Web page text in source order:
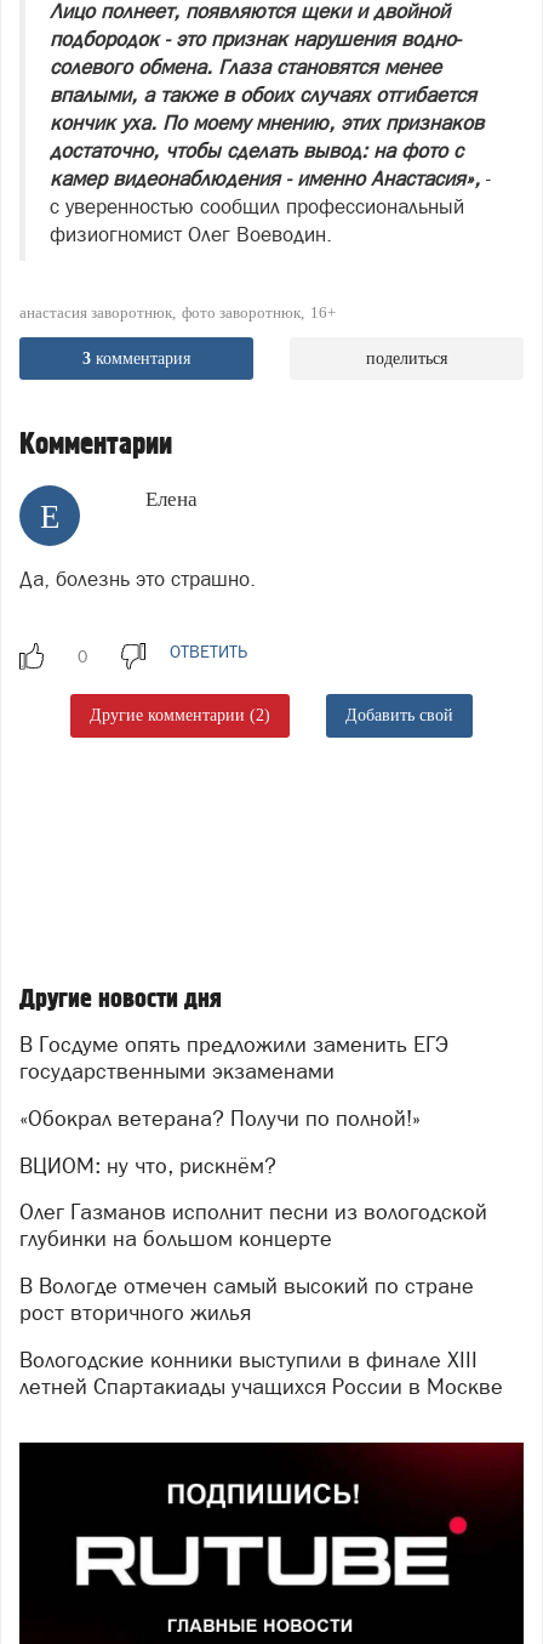
Лицо полнеет, появляются щеки и двойной
подбородок - это признак нарушения водно-
солевого обмена. Глаза становятся менее
впалыми, а также в обоих случаях отгибается
кончик уха. По моему мнению, этих признаков
достаточно, чтобы сделать вывод: на фото с
камер видеонаблюдения - именно Анастасия», -
с уверенностью сообщил профессиональный
физиогномист Олег Воеводин.
анастасия заворотнюк фото заворотнюк 16+
3 комментария поделиться
Комментарии
Е Елена
Да, болезнь это страшно.
ОТВЕТИТЬ
Другие комментарии (2) Добавить свой
Другие новости дня
В Госдуме опять предложили заменить ЕГЭ
государственными экзаменами
«Обокрал ветерана? Получи по полной!»
ВЦИОМ: ну что, рискнём?
Олег Газманов исполнит песни из вологодской
глубинки на большом концерте
В Вологде отмечен самый высокий по стране
рост вторичного жилья
Вологодские конники выступили в финале XIII
летней Спартакиады учащихся России в Москве